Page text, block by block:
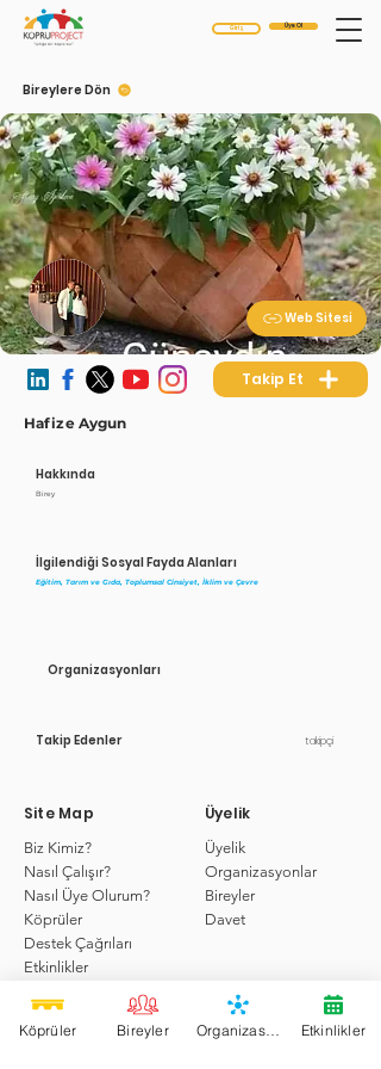
Üye Ol
Giriş
Bireylere Dön
Web Sitesi
Takip Et
Hafize Aygun
Hakkında
Birey
İlgilendiği Sosyal Fayda Alanları
Eğitim, Tarım ve Gıda, Toplumsal Cinsiyet, İklim ve Çevre
Organizasyonları
Takip Edenler takipçi
Site Map
Biz Kimiz?
Nasıl Çalışır?
Nasıl Üye Olurum?
Köprüler
Destek Çağrıları
Etkinlikler
Köprü'de Ara
Üyelik
Üyelik
Organizasyonlar
Bireyler
Davet
Köprüler Bireyler Organizasyonlar Etkinlikler